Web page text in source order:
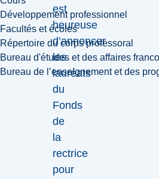
Développement professionnel
Facultés et écoles
Répertoire du corps professoral
Bureau d'études et des affaires
Bureau de l’enseignement et des
est
heureuse
d’annoncer
les
lauréats
du
Fonds
de
la
rectrice
pour